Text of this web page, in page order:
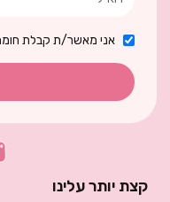
אני מאשר/ת קבלת
קצת יותר עלינו